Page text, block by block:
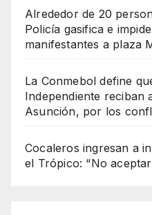
Alrededor de 20
Policía gasifica e
manifestantes a plaza
La Conmebol define
Independiente reciban
Asunción, por los
Cocaleros ingresan a
el Trópico: “No